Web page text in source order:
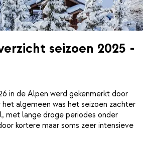
seizoen 2025 -
in de Alpen werd gekenmerkt door
algemeen was het seizoen zachter
met lange droge periodes onder
kortere maar soms zeer intensieve